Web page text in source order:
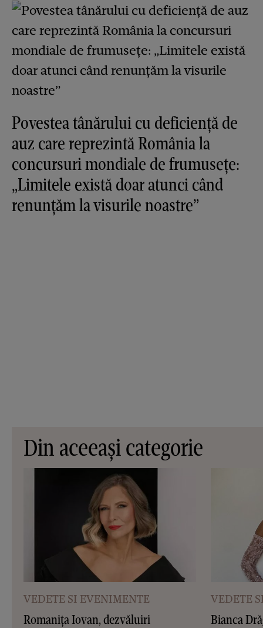
Povestea tânărului cu deficiență de
auz care reprezintă România la
concursuri mondiale de frumusețe:
„Limitele există doar atunci când
renunțăm la visurile noastre”
Din aceeași categorie
VEDETE SI EVENIMENTE
Romanița Iovan, dezvăluiri
VEDETE
Bianca